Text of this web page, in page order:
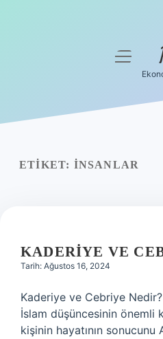
Yasal Uyarı
menüyü
ETIKET: INSANLAR
KADERIYE VE
Tarih: Ağustos 16, 2024
Kaderiye ve Cebriye
İslam düşüncesinin önemli
kişinin hayatının sonucunu